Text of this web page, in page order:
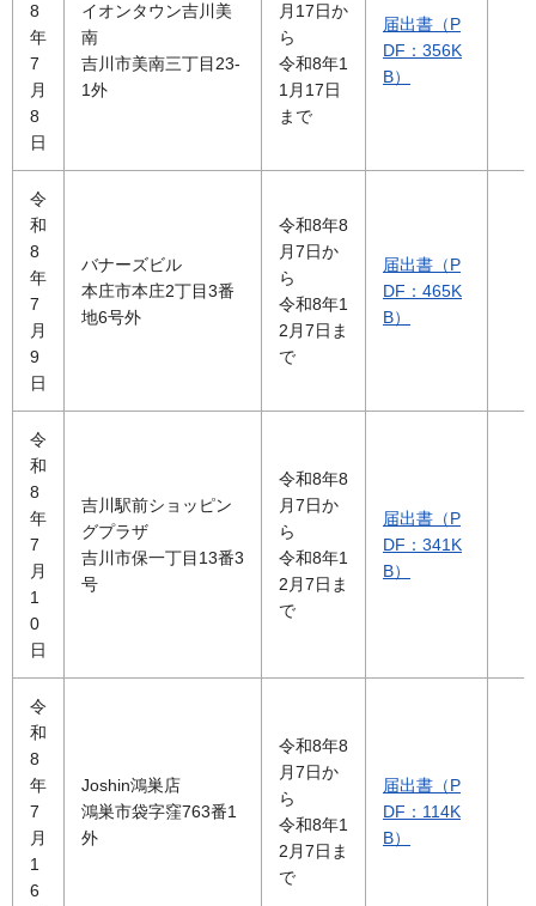
8
年
7
月
8
日
イオンタウン吉川美
南
吉川市美南三丁目23-
1外
月17日か
ら
令和8年1
1月17日
まで
届出書（P
DF：356K
B）
令
和
8
年
7
月
9
日
バナーズビル
本庄市本庄2丁目3番
地6号外
令和8年8
月7日か
ら
令和8年1
2月7日ま
で
届出書（P
DF：465K
B）
令
和
8
年
7
月
1
0
日
吉川駅前ショッピン
グプラザ
吉川市保一丁目13番3
号
令和8年8
月7日か
ら
令和8年1
2月7日ま
で
届出書（P
DF：341K
B）
令
和
8
年
7
月
1
6
Joshin鴻巣店
鴻巣市袋字窪763番1
外
令和8年8
月7日か
ら
令和8年1
2月7日ま
で
届出書（P
DF：114K
B）